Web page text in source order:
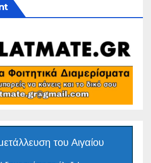
του Αιγαίου